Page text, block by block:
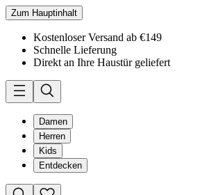
Zum Hauptinhalt
Kostenloser Versand ab €149
Schnelle Lieferung
Direkt an Ihre Haustür geliefert
Damen
Herren
Kids
Entdecken